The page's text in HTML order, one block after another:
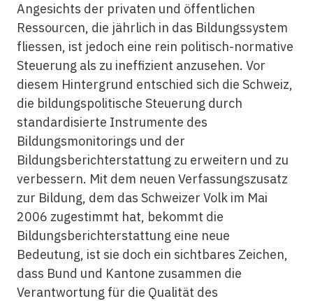
Angesichts der privaten und öffentlichen
Ressourcen, die jährlich in das Bildungssystem
fliessen, ist jedoch eine rein politisch-normative
Steuerung als zu ineffizient anzusehen. Vor
diesem Hintergrund entschied sich die Schweiz,
die bildungspolitische Steuerung durch
standardisierte Instrumente des
Bildungsmonitorings und der
Bildungsberichterstattung zu erweitern und zu
verbessern. Mit dem neuen Verfassungszusatz
zur Bildung, dem das Schweizer Volk im Mai
2006 zugestimmt hat, bekommt die
Bildungsberichterstattung eine neue
Bedeutung, ist sie doch ein sichtbares Zeichen,
dass Bund und Kantone zusammen die
Verantwortung für die Qualität des